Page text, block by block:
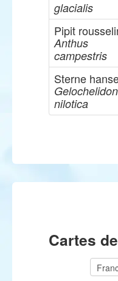
glacialis
Pipit
Anthus
campestris
Sterne
Gelochelidon
nilotica
Cartes